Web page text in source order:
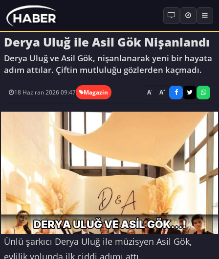
Derya Uluğ ile Asil Gök Nişanlandı
Derya Uluğ ve Asil Gök, nişanlanarak yeni bir hayata
adım attılar. Çiftin mutluluğu gözlerden kaçmadı.
18 Haziran 2026 09:47 Magazin A- A+
Ünlü şarkıcı Derya Uluğ ile müzisyen Asil Gök,
evlilik yolunda ilk ciddi adımı attı.